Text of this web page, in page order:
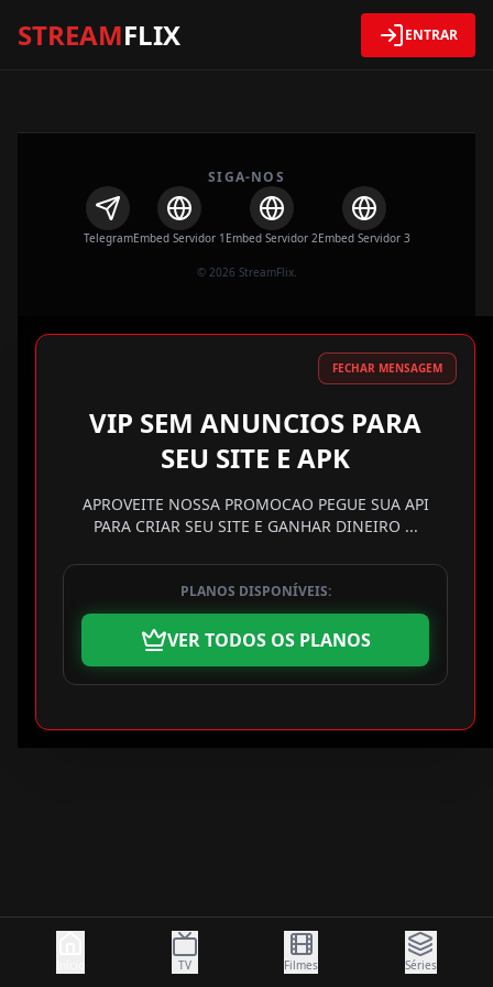
STREAMFLIX ENTRAR
TV Filmes Séries
SIGA-NOS
TelegramEmbed Servidor 1 Embed Servidor 2Embed Servidor 3
© 2026 StreamFlix.
FECHAR MENSAGEM
VIP SEM ANUNCIOS PARA
SEU SITE E APK
APROVEITE NOSSA PROMOCAO PEGUE SUA API
PARA CRIAR SEU SITE E GANHAR DINEIRO ...
PLANOS DISPONÍVEIS:
VER TODOS OS PLANOS